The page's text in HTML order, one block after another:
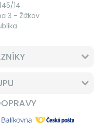
14
3 - Žižkov